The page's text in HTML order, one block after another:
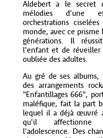
Aldebert a le secret
mélodies d'une
orchestrations
monde, avec ce prisme
générations. Il
l'enfant et de réveiller
oubliée des adultes.
Au gré de ses
des arrangements
"Enfantillages 666",
maléfique, fait la part
lequel il a déjà œuvré
qu'il affectionne
l'adolescence. Des